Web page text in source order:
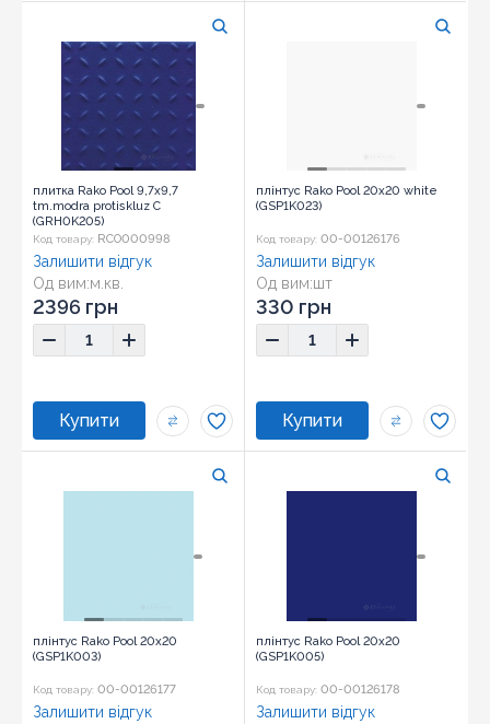
плитка Rako Pool 9,7x9,7
tm.modra protiskluz C
(GRH0K205)
Код товару: RCO000998
Од вим:м.кв.
Розмір: 9,7x9,7
Залишити відгук
2396 грн
плінтус Rako Pool 20x20 white
(GSP1K023)
Код товару: 00-00126176
Од вим:шт
Розмір:20x20
Залишити відгук
330 грн
плінтус Rako Pool 20x20
(GSP1K003)
Код товару: 00-00126177
Залишити відгук
плінтус Rako Pool 20x20
(GSP1K005)
Код товару: 00-00126178
Залишити відгук